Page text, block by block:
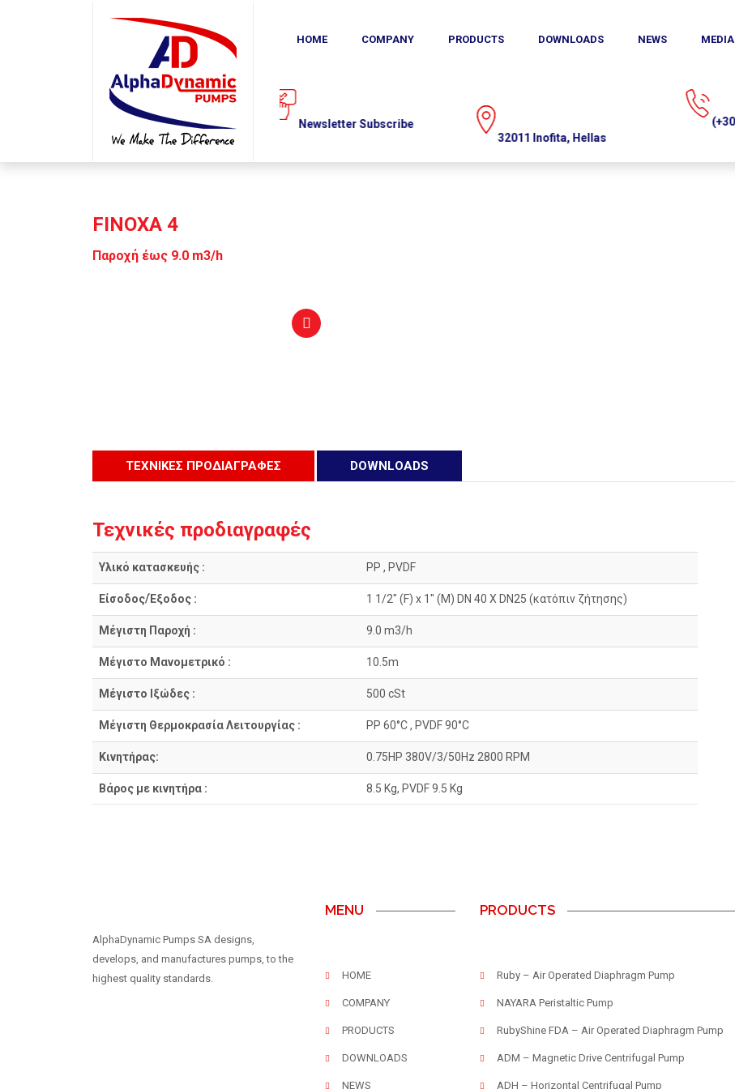
HOME COMPANY PRODUCTS DOWNLOADS NEWS MEDIA
NewsletterSubscribe
FINOXA 4
Παροχή έως 9.0 m3/h
ΤΕΧΝΙΚΕΣ ΠΡΟΔΙΑΓΡΑΦΕΣ DOWNLOADS
Τεχνικές προδιαγραφές
Υλικό κατασκευής : PP , PVDF
Είσοδος/Έξοδος : 1 1/2″ (F) x 1″ (M) DN 40 X DN25 (κατόπιν ζήτησης)
Μέγιστη Παροχή : 9.0 m3/h
Μέγιστο Μανομετρικό : 10.5m
Μέγιστο Ιξώδες : 500 cSt
Μέγιστη Θερμοκρασία Λειτουργίας : PP 60°C , PVDF 90°C
Κινητήρας: 0.75HP 380V/3/50Hz 2800 RPM
Βάρος με κινητήρα : 8.5 Kg, PVDF 9.5 Kg
AlphaDynamic Pumps SA designs,
develops, and manufactures pumps, to the
highest quality standards.
MENU
HOME
COMPANY
PRODUCTS
DOWNLOADS
NEWS
PRODUCTS
Ruby – Air Operated Diaphragm Pump
NAYARA Peristaltic Pump
RubyShine FDA – Air Operated Diaphragm Pump
ADM – Magnetic Drive Centrifugal Pump
ADH – Horizontal Centrifugal Pump
PRODUCTS DOWNLOADS NEWS MEDIA
CONTACT